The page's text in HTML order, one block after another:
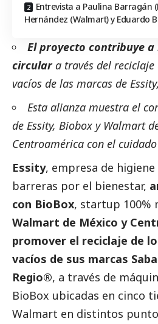
Entrevista a Paulina Barragán
Hernández (Walmart) y Eduardo
El proyecto contribuye
circulara través del reciclaje
vacíos de las marcas de
Esta alianza muestra el
de Essity, Biobox y Walmart
Centroamérica con el
Essity, empresa de
barreras por el bienestar,
con BioBox, startup 100%
Walmart de México y
promover el reciclaje de
vacíos de sus marcas
Regio®, a través de
BioBox ubicadas en cinco
Walmart en distintos